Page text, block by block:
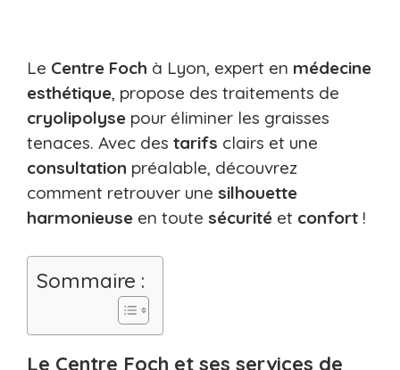
Le Centre Foch à Lyon, expert en médecine
esthétique, propose des traitements de
cryolipolyse pour éliminer les graisses
tenaces. Avec des tarifs clairs et une
consultation préalable, découvrez
comment retrouver une silhouette
harmonieuse en toute sécurité et confort !
Sommaire :
Le Centre Foch et ses services de